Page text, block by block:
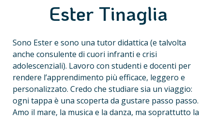
Ester Tinaglia
Sono Ester e sono una tutor didattica (e talvolta
anche consulente di cuori infranti e crisi
adolescenziali). Lavoro con studenti e docenti per
rendere l’apprendimento più efficace, leggero e
personalizzato. Credo che studiare sia un viaggio:
ogni tappa è una scoperta da gustare passo passo.
Amo il mare, la musica e la danza, ma soprattutto la